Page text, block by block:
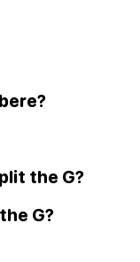
the G?
G?